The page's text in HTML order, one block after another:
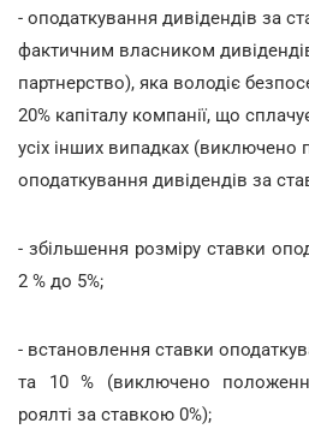
- оподаткування дивідендів за
фактичним власником
партнерство), яка володіє
20% капіталу компанії, що
усіх інших випадках
оподаткування дивідендів за
- збільшення розміру ставки
2 % до 5%;
- встановлення ставки
та 10 % (виключено
роялті за ставкою 0%);